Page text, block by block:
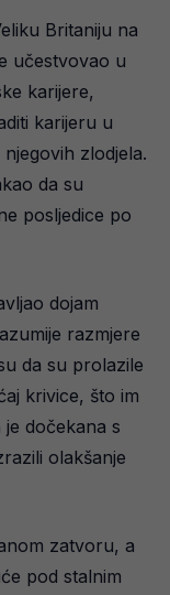
Britaniju na
učestvovao u
karijere,
karijeru u
zlodjela.
da su
posljedice po
dojam
razmjere
da su prolazile
krivice, što im
dočekana s
olakšanje
zatvoru, a
pod stalnim